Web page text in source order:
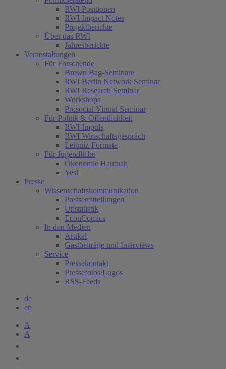
RWI Positionen
RWI Impact Notes
Projektberichte
Über das RWI
Jahresberichte
Veranstaltungen
Für Forschende
Brown Bag-Seminare
RWI Berlin Network Seminar
RWI Research Seminar
Workshops
Prosocial Virtual Seminar
Für Politik & Öffentlichkeit
RWI Impuls
RWI Wirtschaftsgespräch
Leibniz-Formate
Für Jugendliche
Ökonomie Hautnah
Yes!
Presse
Wissenschaftskommunikation
Pressemitteilungen
Unstatistik
EconComics
In den Medien
Artikel
Gastbeiträge und Interviews
Service
Pressekontakt
Pressefotos/Logos
RSS-Feeds
de
en
A
A